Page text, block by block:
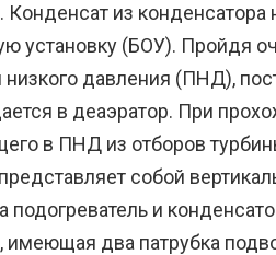
Конденсат из
установку (БОУ). Пройдя
низкого давления (ПНД),
в деаэратор. При
в ПНД из отборов
собой
подогреватель и
имеющая два патрубка